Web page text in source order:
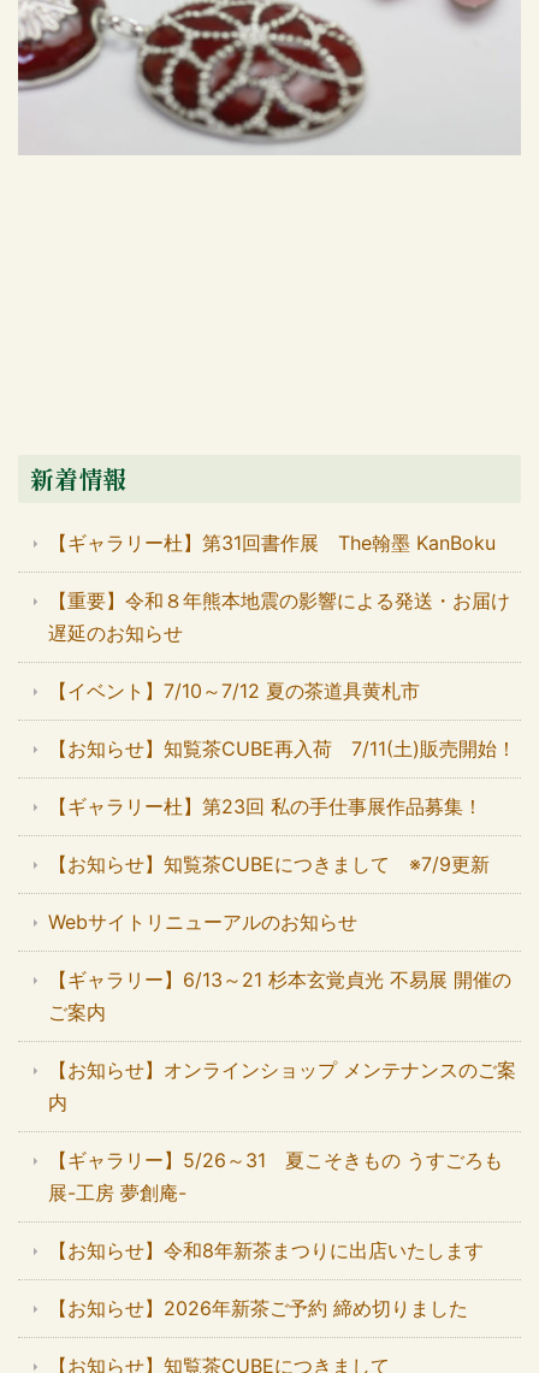
新着情報
【ギャラリー杜】第31回書作展 The翰墨 KanBoku
【重要】令和８年熊本地震の影響による発送・お届け
遅延のお知らせ
【イベント】7/10～7/12 夏の茶道具黄札市
【お知らせ】知覧茶CUBE再入荷 7/11(土)販売開始！
【ギャラリー杜】第23回 私の手仕事展作品募集！
【お知らせ】知覧茶CUBEにつきまして ※7/9更新
Webサイトリニューアルのお知らせ
【ギャラリー】6/13～21 杉本玄覚貞光 不易展 開催の
ご案内
【お知らせ】オンラインショップ メンテナンスのご案
内
【ギャラリー】5/26～31 夏こそきもの うすごろも
展-工房 夢創庵-
【お知らせ】令和8年新茶まつりに出店いたします
【お知らせ】2026年新茶ご予約 締め切りました
【お知らせ】知覧茶CUBEにつきまして